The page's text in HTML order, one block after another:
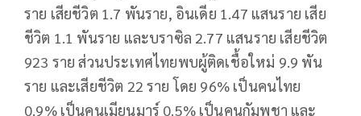
ราย เสียชีวิต 1.7 พันราย, อินเดีย 1.47 แสนราย เสีย
ชีวิต 1.1 พันราย และบราซิล 2.77 แสนราย เสียชีวิต
923 ราย​ ส่วนประเทศไทยพบผู้ติดเชื้อใหม่ 9.9 พัน
ราย และเสียชีวิต 22 ราย โดย 96% เป็นคนไทย
0.9% เป็นคนเมียนมาร์​ 0.5% เป็นคนกัมพูชา และ